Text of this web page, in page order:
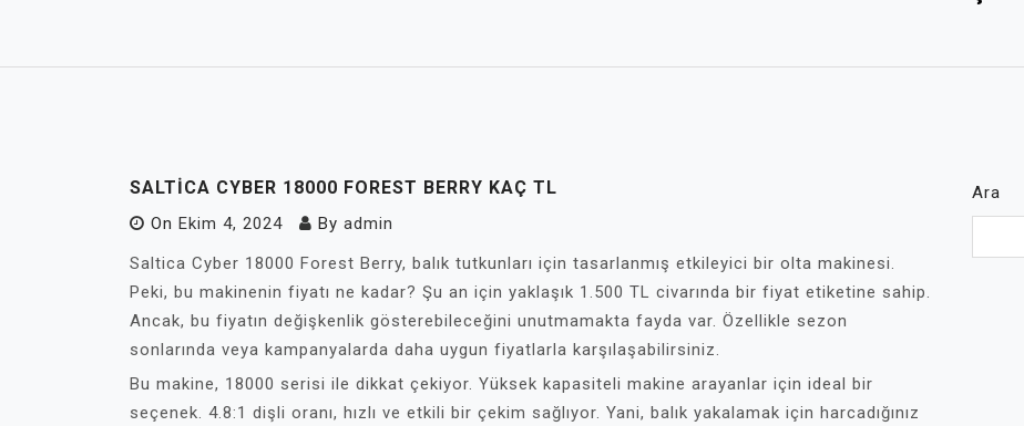
SALTICA CYBER 18000 FOREST BERRY KAÇ TL
On Ekim 4, 2024 By admin
Saltica Cyber 18000 Forest Berry, balık tutkunları için tasarlanmış etkileyici bir olta makinesi.
Peki, bu makinenin fiyatı ne kadar? Şu an için yaklaşık 1.500 TL civarında bir fiyat etiketine sahip.
Ancak, bu fiyatın değişkenlik gösterebileceğini unutmamakta fayda var. Özellikle sezon
sonlarında veya kampanyalarda daha uygun fiyatlarla karşılaşabilirsiniz.
Bu makine, 18000 serisi ile dikkat çekiyor. Yüksek kapasiteli makine arayanlar için ideal bir
seçenek. 4.8:1 dişli oranı, hızlı ve etkili bir çekim sağlıyor. Yani, balık yakalamak için harcadığınız
Ara